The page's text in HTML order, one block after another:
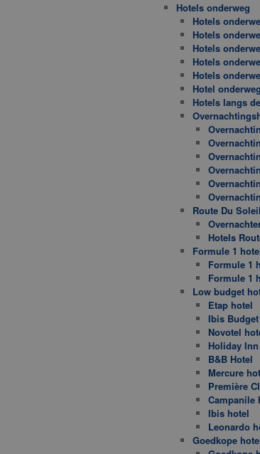
Hotels onderweg
Hotels
Hotels
Hotels
Hotels
Hotels
Hotel
Hotels langs
Route Du Soleil
Hotels
Formule 1
Formule 1
Formule 1
Low budget
Etap hotel
Ibis
Novotel
Holiday
B&B Hotel
Mercure
Première
Campanile
Ibis hotel
Leonardo
Goedkope